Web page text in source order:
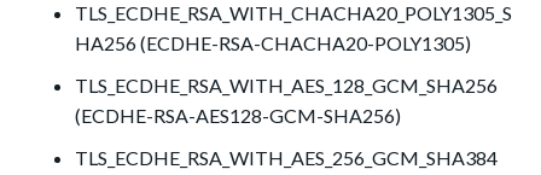
TLS_ECDHE_RSA_WITH_CHACHA20_POLY1305_S
HA256 (ECDHE-RSA-CHACHA20-POLY1305)
TLS_ECDHE_RSA_WITH_AES_128_GCM_SHA256
(ECDHE-RSA-AES128-GCM-SHA256)
TLS_ECDHE_RSA_WITH_AES_256_GCM_SHA384